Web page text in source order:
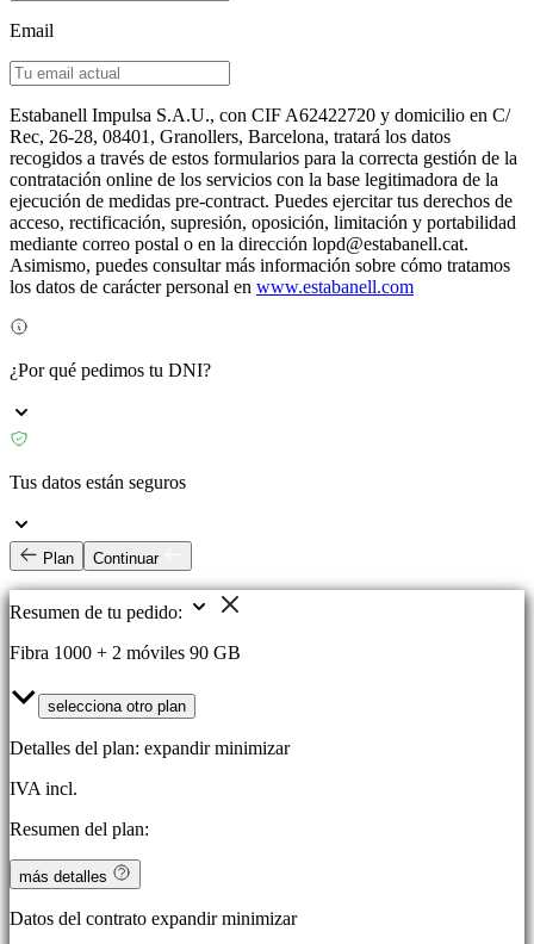
Email
Estabanell Impulsa S.A.U., con CIF A62422720 y domicilio en C/
Rec, 26-28, 08401, Granollers, Barcelona, ​​tratará los datos
recogidos a través de estos formularios para la correcta gestión de la
contratación online de los servicios con la base legitimadora de la
ejecución de medidas pre-contract. Puedes ejercitar tus derechos de
acceso, rectificación, supresión, oposición, limitación y portabilidad
mediante correo postal o en la dirección lopd@estabanell.cat.
Asimismo, puedes consultar más información sobre cómo tratamos
los datos de carácter personal en www.estabanell.com
¿Por qué pedimos tu DNI?
Tus datos están seguros
Plan Continuar
Resumen de tu pedido:
Fibra 1000 + 2 móviles 90 GB
selecciona otro plan
Detalles del plan: expandir minimizar
IVA incl.
Resumen del plan:
más detalles
Datos del contrato expandir minimizar